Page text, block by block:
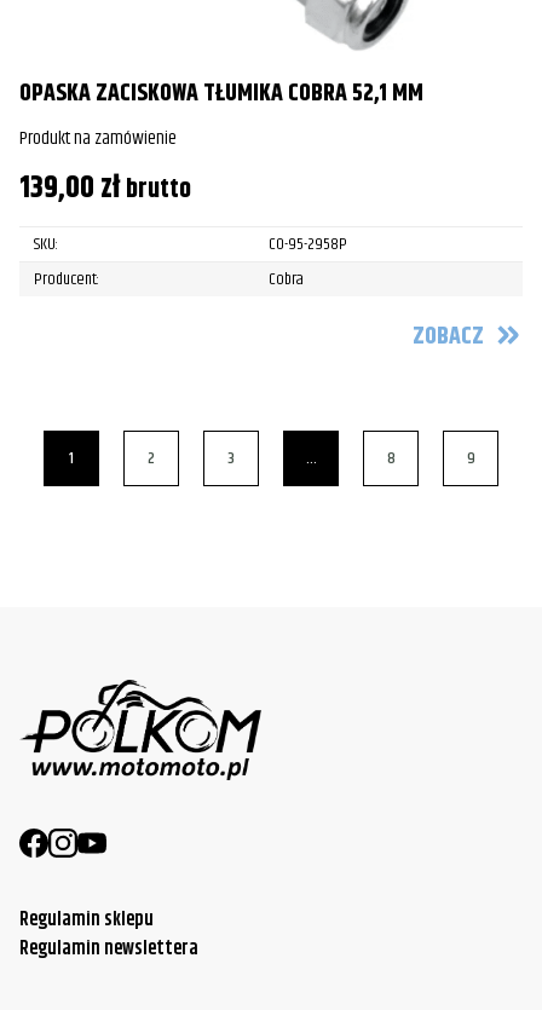
OPASKA ZACISKOWA TŁUMIKA COBRA 52,1 MM
Produkt na zamówienie
139,00złbrutto
SKU:
CO-95-2958P
Producent:
Cobra
ZOBACZ
1 2 3 … 8 9
Regulamin sklepu
Regulamin newslettera